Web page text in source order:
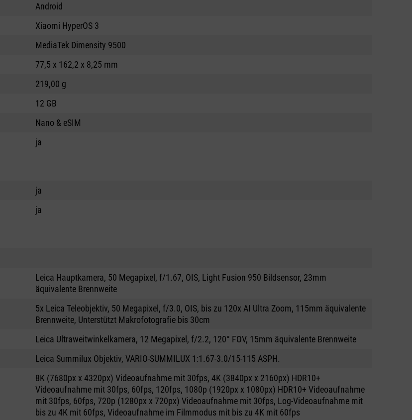
Android
Xiaomi HyperOS 3
MediaTek Dimensity 9500
77,5 x 162,2 x 8,25 mm
219,00 g
12 GB
Nano & eSIM
ja
ja
ja
Leica Hauptkamera, 50 Megapixel, f/1.67, OIS, Light Fusion 950 Bildsensor, 23mm
äquivalente Brennweite
5x Leica Teleobjektiv, 50 Megapixel, f/3.0, OIS, bis zu 120x AI Ultra Zoom, 115mm äquivalente
Brennweite, Unterstützt Makrofotografie bis 30cm
Leica Ultraweitwinkelkamera, 12 Megapixel, f/2.2, 120° FOV, 15mm äquivalente Brennweite
Leica Summilux Objektiv, VARIO-SUMMILUX 1:1.67-3.0/15-115 ASPH.
8K (7680px x 4320px) Videoaufnahme mit 30fps, 4K (3840px x 2160px) HDR10+
Videoaufnahme mit 30fps, 60fps, 120fps, 1080p (1920px x 1080px) HDR10+ Videoaufnahme
mit 30fps, 60fps, 720p (1280px x 720px) Videoaufnahme mit 30fps, Log-Videoaufnahme mit
bis zu 4K mit 60fps, Videoaufnahme im Filmmodus mit bis zu 4K mit 60fps